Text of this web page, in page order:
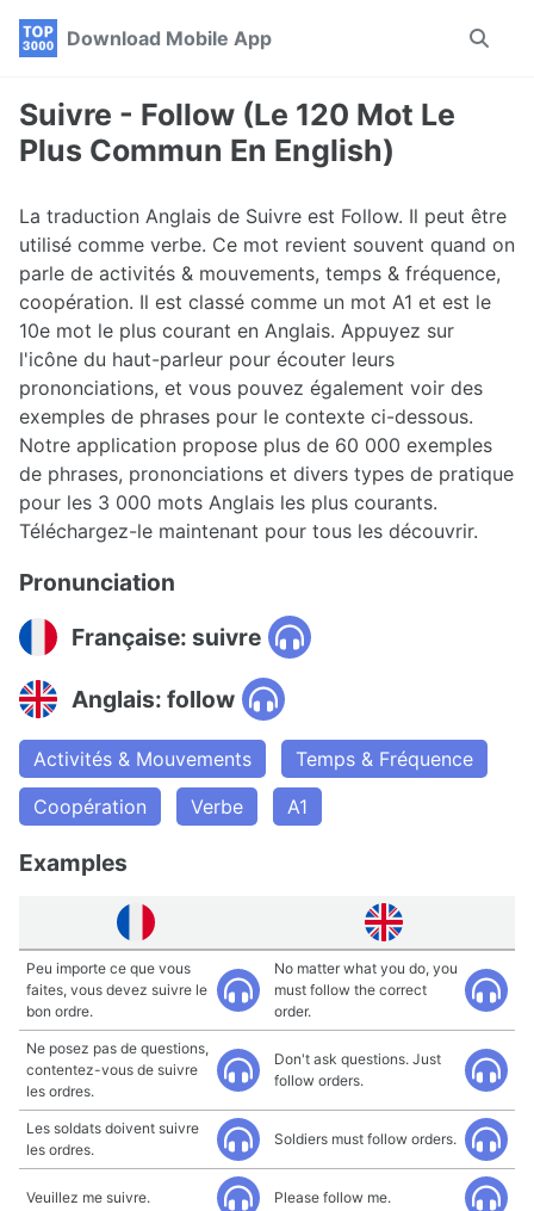
Skip
navigation
Skip
Skip
Download Mobile App
Toggle
Suivre - Follow (Le 120 Mot Le
Plus Commun En English)
La traduction Anglais de Suivre est Follow. Il peut être
utilisé comme verbe. Ce mot revient souvent quand on
parle de activités & mouvements, temps & fréquence,
coopération. Il est classé comme un mot A1 et est le
10e mot le plus courant en Anglais. Appuyez sur
l'icône du haut-parleur pour écouter leurs
prononciations, et vous pouvez également voir des
exemples de phrases pour le contexte ci-dessous.
Notre application propose plus de 60 000 exemples
de phrases, prononciations et divers types de pratique
pour les 3 000 mots Anglais les plus courants.
Téléchargez-le maintenant pour tous les découvrir.
Pronunciation
Française: suivre
Anglais: follow
Activités & Mouvements
Temps & Fréquence
Coopération
Verbe A1
Examples
Peu importe ce que vous
faites, vous devez suivre le
bon ordre.
No matter what you do, you
must follow the correct
order.
Ne posez pas de questions,
contentez-vous de suivre
les ordres.
Don't ask questions. Just
follow orders.
Les soldats doivent suivre
les ordres.
Soldiers must follow orders.
Veuillez me suivre. Please follow me.